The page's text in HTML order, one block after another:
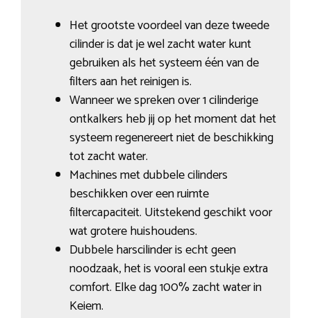
Het grootste voordeel van deze tweede
cilinder is dat je wel zacht water kunt
gebruiken als het systeem één van de
filters aan het reinigen is.
Wanneer we spreken over 1 cilinderige
ontkalkers heb jij op het moment dat het
systeem regenereert niet de beschikking
tot zacht water.
Machines met dubbele cilinders
beschikken over een ruimte
filtercapaciteit. Uitstekend geschikt voor
wat grotere huishoudens.
Dubbele harscilinder is echt geen
noodzaak, het is vooral een stukje extra
comfort. Elke dag 100% zacht water in
Keiem.